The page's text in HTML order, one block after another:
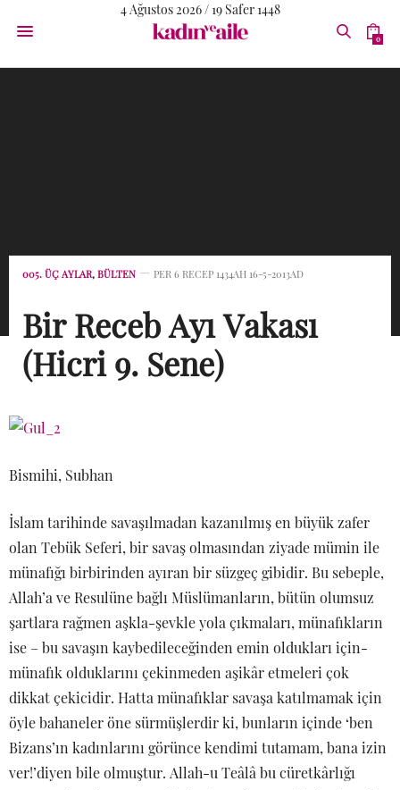
4 Ağustos 2026 / 19 Safer 1448
0
005. ÜÇ AYLAR, BÜLTEN PER 6 RECEP 1434AH 16-5-2013AD
Bir Receb Ayı Vakası
(Hicri 9. Sene)
Bismihi, Subhan
İslam tarihinde savaşılmadan kazanılmış en büyük zafer
olan Tebük Seferi, bir savaş olmasından ziyade mümin ile
münafığı birbirinden ayıran bir süzgeç gibidir. Bu sebeple,
Allah’a ve Resulüne bağlı Müslümanların, bütün olumsuz
şartlara rağmen aşkla-şevkle yola çıkmaları, münafıkların
ise – bu savaşın kaybedileceğinden emin oldukları için-
münafık olduklarını çekinmeden aşikâr etmeleri çok
dikkat çekicidir. Hatta münafıklar savaşa katılmamak için
öyle bahaneler öne sürmüşlerdir ki, bunların içinde ‘ben
Bizans’ın kadınlarını görünce kendimi tutamam, bana izin
ver!’diyen bile olmuştur. Allah-u Teâlâ bu cüretkârlığı